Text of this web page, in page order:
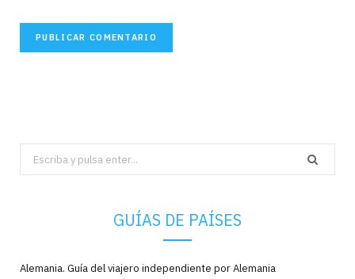
Search
for:
GUÍAS DE PAÍSES
Alemania. Guía del viajero independiente por Alemania